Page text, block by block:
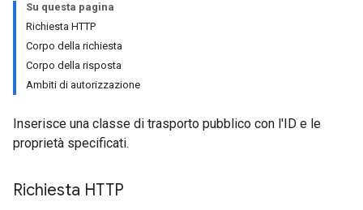
Su questa pagina
Richiesta HTTP
Corpo della richiesta
Corpo della risposta
Ambiti di autorizzazione
Inserisce una classe di trasporto pubblico con l'ID e le
proprietà specificati.
Richiesta HTTP